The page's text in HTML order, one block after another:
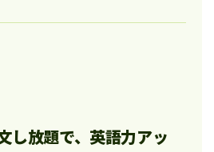
し放題で、英語力アッ